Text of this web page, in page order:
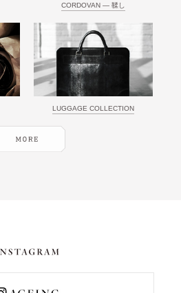
CORDOVAN ― 鞣し
LUGGAGE COLLECTION